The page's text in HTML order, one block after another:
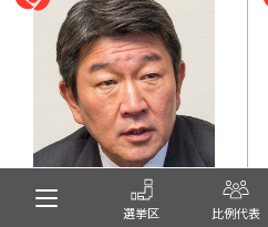
選挙区 比例代表